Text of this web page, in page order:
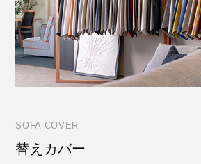
SOFA COVER
替えカバー